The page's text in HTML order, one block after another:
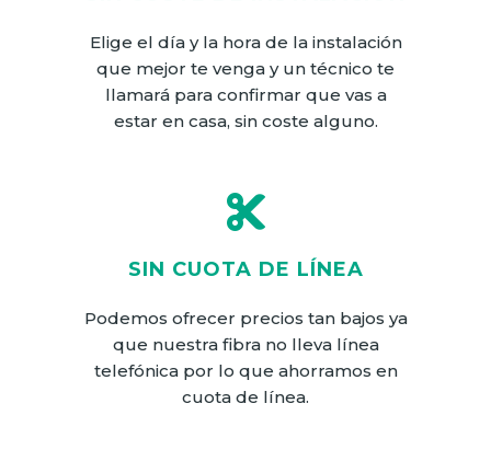
Elige el día y la hora de la instalación
que mejor te venga y un técnico te
llamará para confirmar que vas a
estar en casa, sin coste alguno.
SIN CUOTA DE LÍNEA
Podemos ofrecer precios tan bajos ya
que nuestra fibra no lleva línea
telefónica por lo que ahorramos en
cuota de línea.